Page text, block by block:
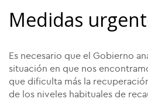
Medidas
Es necesario que el Gobierno
situación en que nos
que dificulta más la
de los niveles habituales de